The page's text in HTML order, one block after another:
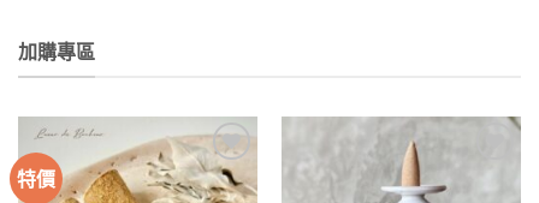
加購專區
特價
加入
收藏
收藏